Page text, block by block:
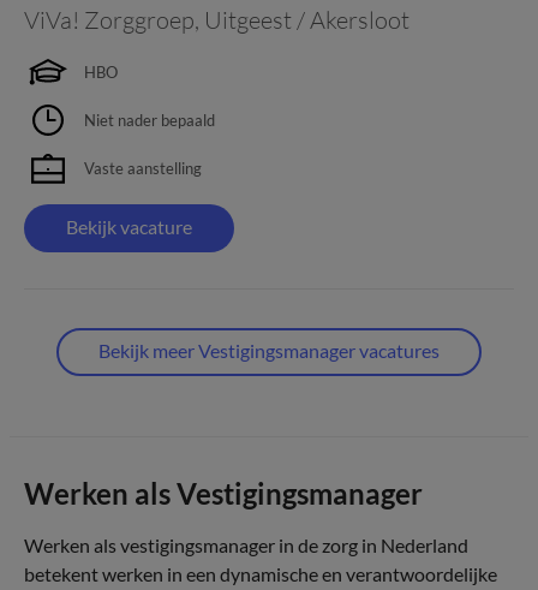
ViVa! Zorggroep, Uitgeest / Akersloot
HBO
Niet nader bepaald
Vaste aanstelling
Bekijk vacature
Bekijk meer Vestigingsmanager vacatures
Werken als Vestigingsmanager
Werken als vestigingsmanager in de zorg in Nederland
betekent werken in een dynamische en verantwoordelijke